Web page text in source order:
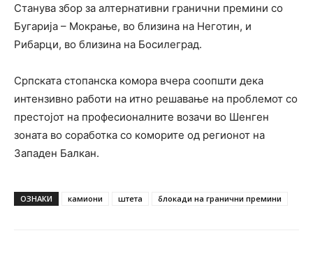
Станува збор за алтернативни гранични премини со
Бугарија – Мокрање, во близина на Неготин, и
Рибарци, во близина на Босилеград.
Српската стопанска комора вчера соопшти дека
интензивно работи на итно решавање на проблемот со
престојот на професионалните возачи во Шенген
зоната во соработка со коморите од регионот на
Западен Балкан.
ОЗНАКИ камиони штета блокади на гранични премини